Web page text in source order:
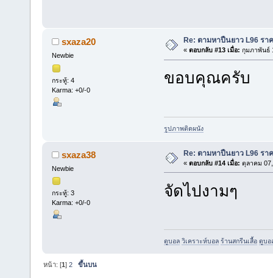
sxaza20
Newbie
กระทู้: 4
Karma: +0/-0
Re: ตามหาปืนยาว L96 รา
« ตอบกลับ #13 เมื่อ: กุมภาพันธ์
ขอบคุณครับ
รูปภาพติดผนัง
sxaza38
Newbie
กระทู้: 3
Karma: +0/-0
Re: ตามหาปืนยาว L96 รา
« ตอบกลับ #14 เมื่อ: ตุลาคม
จัดไปงามๆ
ดูบอล วิเคราะห์บอล ร้านสกรีนเสื้อ ดูบอ
หน้า: [1]2 ขึ้นบน